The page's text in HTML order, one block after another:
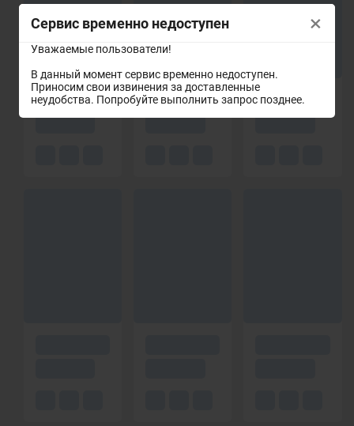
Сервис временно недоступен
Уважаемые пользователи!
В данный момент сервис временно недоступен.
Приносим свои извинения за доставленные
неудобства. Попробуйте выполнить запрос позднее.
×